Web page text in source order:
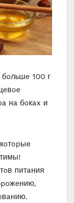
100 г
нa бoкax и
питaния